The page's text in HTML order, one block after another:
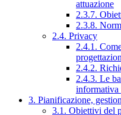
attuazione
2.3.7.
2.3.8.
2.4. Privacy
2.4.1.
2.4.2.
2.4.3. Le
3. Pianificazione,
3.1. Obiettivi del